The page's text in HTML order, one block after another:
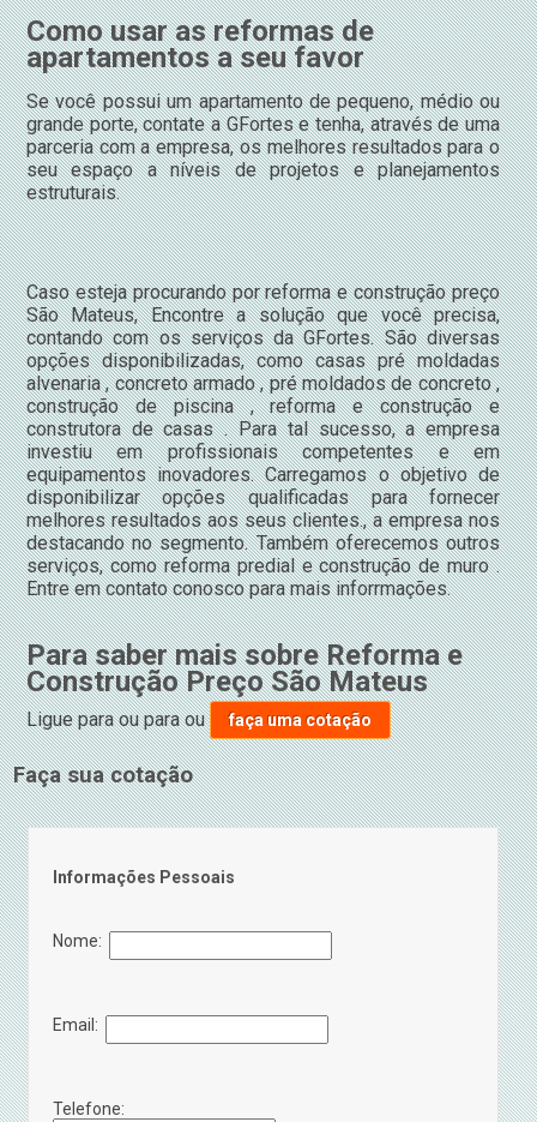
Como usar as reformas de
apartamentos a seu favor
Se você possui um apartamento de pequeno, médio ou
grande porte, contate a GFortes e tenha, através de uma
parceria com a empresa, os melhores resultados para o
seu espaço a níveis de projetos e planejamentos
estruturais.
Caso esteja procurando por reforma e construção preço
São Mateus, Encontre a solução que você precisa,
contando com os serviços da GFortes. São diversas
opções disponibilizadas, como casas pré moldadas
alvenaria , concreto armado , pré moldados de concreto ,
construção de piscina , reforma e construção e
construtora de casas . Para tal sucesso, a empresa
investiu em profissionais competentes e em
equipamentos inovadores. Carregamos o objetivo de
disponibilizar opções qualificadas para fornecer
melhores resultados aos seus clientes., a empresa nos
destacando no segmento. Também oferecemos outros
serviços, como reforma predial e construção de muro .
Entre em contato conosco para mais inforrmações.
Para saber mais sobre Reforma e
Construção Preço São Mateus
Ligue paraou paraou faça uma cotação
Faça sua cotação
Informações Pessoais
Nome:
Email:
Telefone: